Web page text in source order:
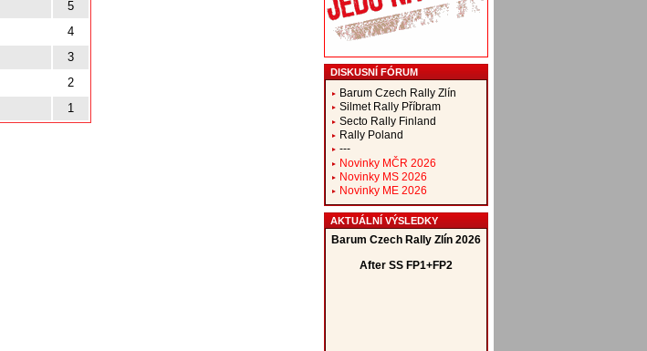
5
4
3
2
1
DISKUSNÍ FÓRUM
Barum Czech Rally Zlín
Silmet Rally Příbram
Secto Rally Finland
Rally Poland
---
Novinky MČR 2026
Novinky MS 2026
Novinky ME 2026
AKTUÁLNÍ VÝSLEDKY